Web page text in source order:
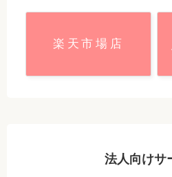
楽天市場店
法人向けサ